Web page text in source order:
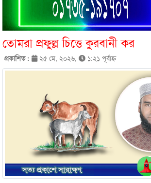
তোমরা প্রফুল্ল চিত্তে কুরবানী কর
প্রকাশিত : ২৫ মে, ২০২৬, ১:২১ পূর্বাহ্ণ